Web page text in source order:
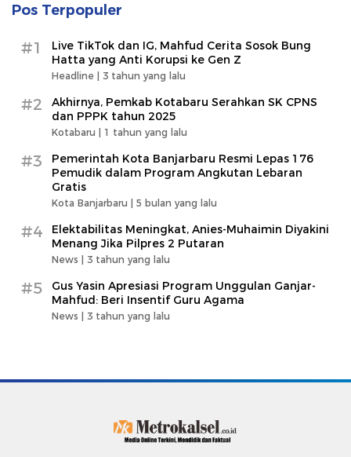
Pos Terpopuler
#1
Live TikTok dan IG, Mahfud Cerita Sosok Bung
Hatta yang Anti Korupsi ke Gen Z
Headline | 3 tahun yang lalu
#2
Akhirnya, Pemkab Kotabaru Serahkan SK CPNS
dan PPPK tahun 2025
Kotabaru | 1 tahun yang lalu
#3
Pemerintah Kota Banjarbaru Resmi Lepas 176
Pemudik dalam Program Angkutan Lebaran
Gratis
Kota Banjarbaru | 5 bulan yang lalu
#4
Elektabilitas Meningkat, Anies-Muhaimin Diyakini
Menang Jika Pilpres 2 Putaran
News | 3 tahun yang lalu
#5
Gus Yasin Apresiasi Program Unggulan Ganjar-
Mahfud: Beri Insentif Guru Agama
News | 3 tahun yang lalu